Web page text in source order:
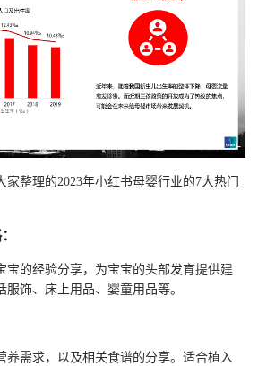
整理的2023年小红书母婴行业的7大热门
宝的经验分享，为宝宝的头部发育提供建
饰、床上用品、婴童用品等。
养需求，以及相关食谱的分享。适合植入